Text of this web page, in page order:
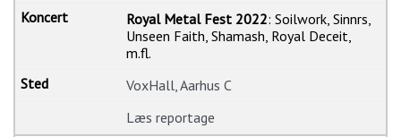
Royal Metal Fest 2022: Soilwork, Sinnrs,
Unseen Faith, Shamash, Royal Deceit,
m.fl.
VoxHall, Aarhus C
Læs reportage